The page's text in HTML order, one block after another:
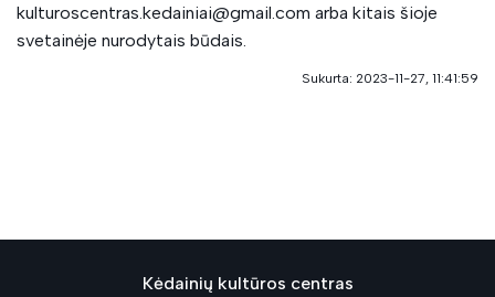
kulturoscentras.kedainiai@gmail.com arba kitais šioje
svetainėje nurodytais būdais.
Sukurta: 2023-11-27, 11:41:59
Kėdainių kultūros centras